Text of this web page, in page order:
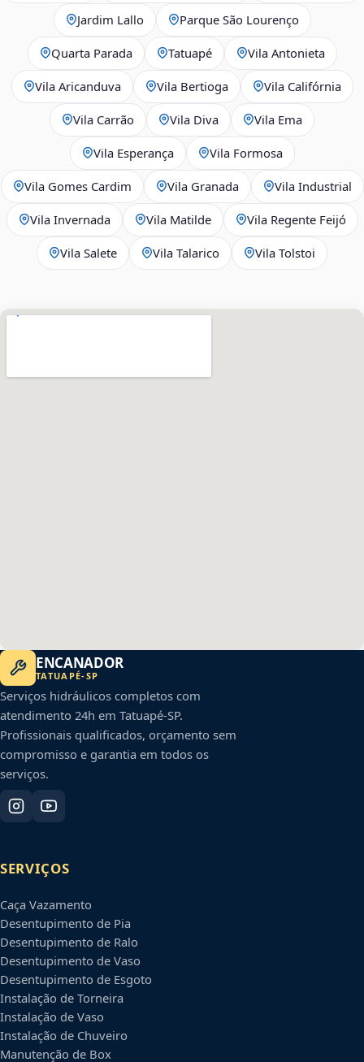
Jardim Lallo Parque São Lourenço
Quarta Parada Tatuapé Vila Antonieta
Vila Aricanduva Vila Bertioga Vila Califórnia
Vila Carrão Vila Diva Vila Ema
Vila Esperança Vila Formosa
Vila Gomes Cardim Vila Granada Vila Industrial
Vila Invernada Vila Matilde Vila Regente Feijó
Vila Salete Vila Talarico Vila Tolstoi
ENCANADOR
TATUAPÉ-SP
Serviços hidráulicos completos com
atendimento 24h em Tatuapé-SP.
Profissionais qualificados, orçamento sem
compromisso e garantia em todos os
serviços.
SERVIÇOS
Caça Vazamento
Desentupimento de Pia
Desentupimento de Ralo
Desentupimento de Vaso
Desentupimento de Esgoto
Instalação de Torneira
Instalação de Vaso
Instalação de Chuveiro
Manutenção de Box